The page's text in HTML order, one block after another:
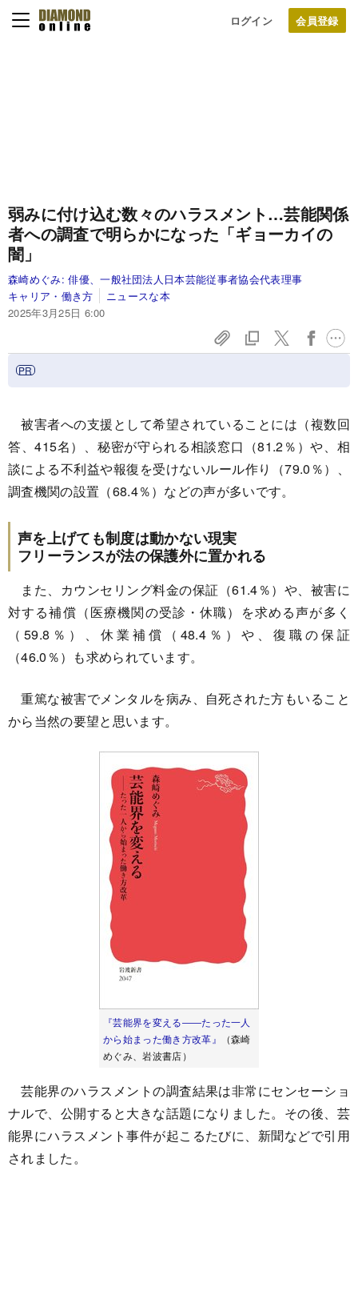
ログイン
弱みに付け込む数々のハラスメント…芸能関係
者への調査で明らかになった「ギョーカイの
闇」
森崎めぐみ:俳優、一般社団法人日本芸能従事者協会代表理事
キャリア・働き方
ニュースな本
2025年3月25日 6:00
被害者への支援として希望されていることには（複数回
答、415名）、秘密が守られる相談窓口（81.2％）や、相
談による不利益や報復を受けないルール作り（79.0％）、
調査機関の設置（68.4％）などの声が多いです。
声を上げても制度は動かない現実
フリーランスが法の保護外に置かれる
また、カウンセリング料金の保証（61.4％）や、被害に
対する補償（医療機関の受診・休職）を求める声が多く
（59.8％）、休業補償（48.4％）や、復職の保証
（46.0％）も求められています。
重篤な被害でメンタルを病み、自死された方もいること
から当然の要望と思います。
『芸能界を変える――たった一人
から始まった働き方改革』
（森崎
めぐみ、岩波書店）
芸能界のハラスメントの調査結果は非常にセンセーショ
ナルで、公開すると大きな話題になりました。その後、芸
能界にハラスメント事件が起こるたびに、新聞などで引用
されました。